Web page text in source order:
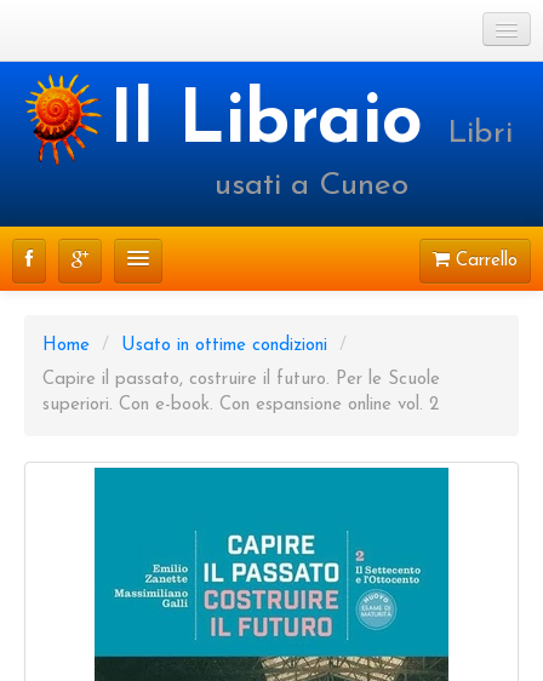
Cookie Policy
Login o registrati
Il LibraioLibri
usati a Cuneo
Carrello
PRENOTAZIONI
Home / Usato in ottime condizioni
/
Capire il passato, costruire il futuro. Per le Scuole
superiori. Con e-book. Con espansione online vol. 2